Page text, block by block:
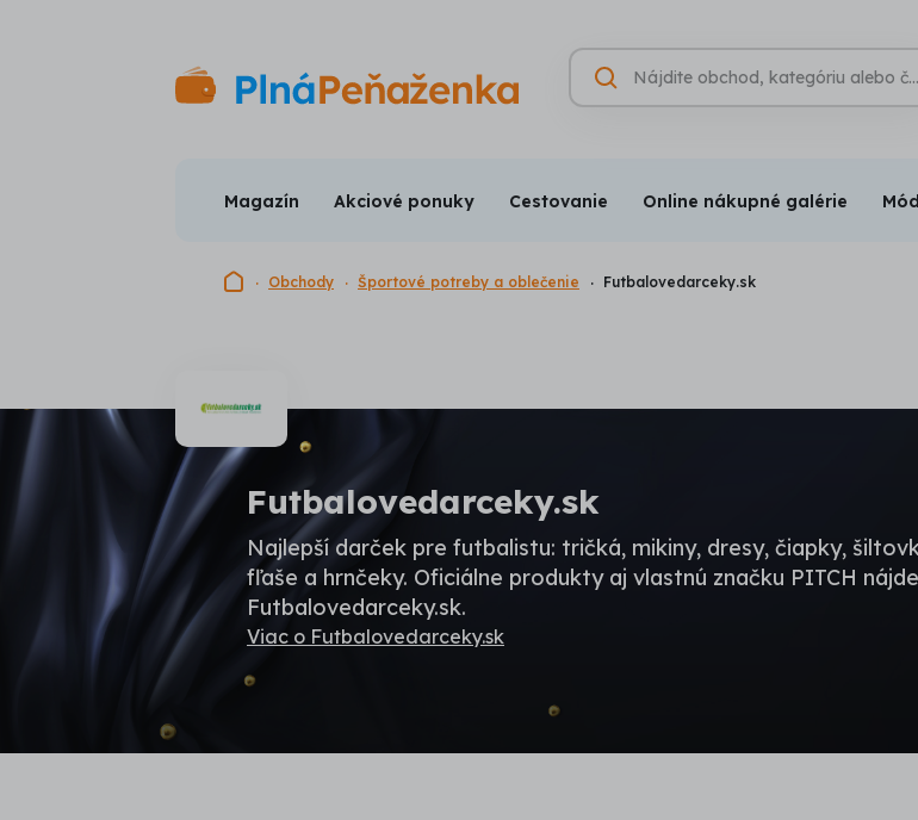
Hľadať
Magazín Akciové ponuky Cestovanie Online nákupné galérie
Domovská stránka
Obchody Športové potreby a oblečenie Futbalovedarceky.sk
Futbalovedarceky.sk
Najlepší darček pre futbalistu: tričká, mikiny, dresy, čiapky,
fľaše a hrnčeky. Oficiálne produkty aj vlastnú značku PITCH
Futbalovedarceky.sk.
Viac o Futbalovedarceky.sk